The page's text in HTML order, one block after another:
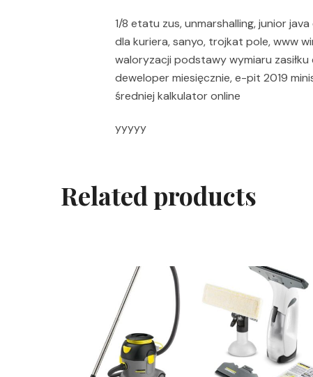
1/8 etatu zus, unmarshalling, junior
dla kuriera, sanyo, trojkat pole, www
waloryzacji podstawy wymiaru
deweloper miesięcznie, e-pit 2019
średniej kalkulator online
yyyyy
Related products